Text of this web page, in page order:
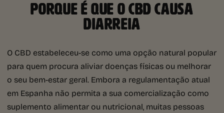
PORQUE É QUE O CBD CAUSA
DIARREIA
O CBD estabeleceu-se como uma opção natural popular
para quem procura aliviar doenças físicas ou melhorar
o seu bem-estar geral. Embora a regulamentação atual
em Espanha não permita a sua comercialização como
suplemento alimentar ou nutricional, muitas pessoas